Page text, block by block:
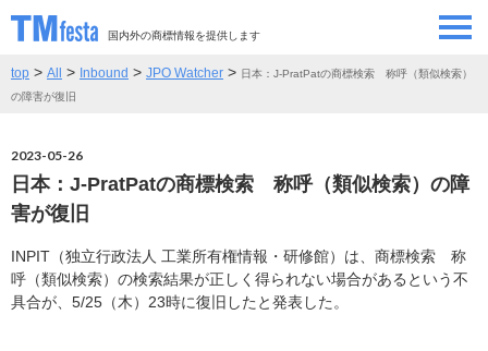
国内外の商標情報を提供します
SEMINAR/EVENT
CONTRIBUTORS 情報提供者
CONTACT お問い合わせ
top > All > Inbound > JPO Watcher > 日本：J-PratPatの商標検索 称呼（類似検索）
の障害が復旧
2023-05-26
日本：J-PratPatの商標検索 称呼（類似検索）の障
害が復旧
INPIT（独立行政法人 工業所有権情報・研修館）は、商標検索 称
呼（類似検索）の検索結果が正しく得られない場合があるという不
具合が、5/25（木）23時に復旧したと発表した。